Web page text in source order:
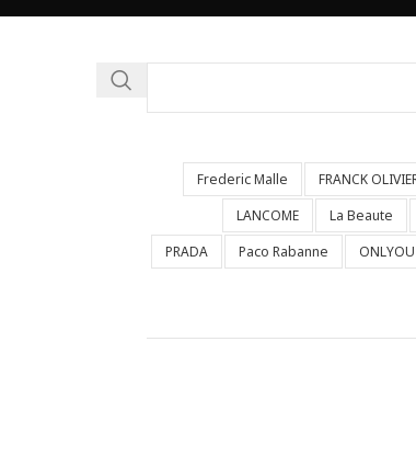
FRANCK
Frederic Malle
La Beaute
LANCOME
ONLYOU
Paco Rabanne
PRADA